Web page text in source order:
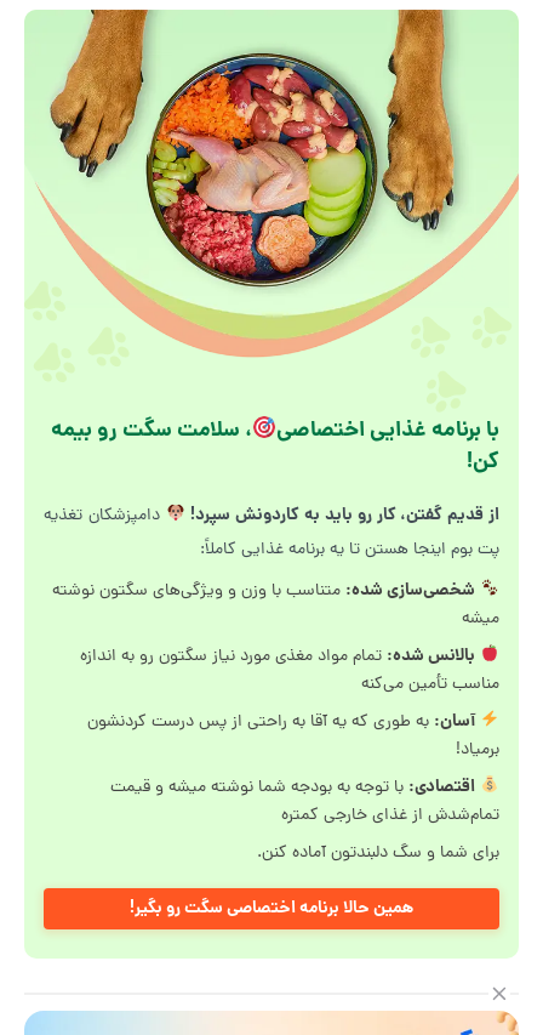
با برنامه غذایی اختصاصی
، سلامت سگت رو بیمه
کن!
از قدیم گفتن، کار رو باید به کاردونش سپرد!
دامپزشکان تغذیه
پت بوم اینجا هستن تا یه برنامه غذایی کاملاً:
شخصی‌سازی شده: متناسب با وزن و ویژگی‌های سگتون نوشته
میشه
بالانس شده: تمام مواد مغذی مورد نیاز سگتون رو به اندازه
مناسب تأمین می‌کنه
آسان: به طوری که یه آقا به راحتی از پس درست کردنشون
برمیاد!
اقتصادی: با توجه به بودجه شما نوشته میشه و قیمت
تمام‌شدش از غذای خارجی کمتره
برای شما و سگ دلبندتون آماده کنن.
همین حالا برنامه اختصاصی سگت رو بگیر!